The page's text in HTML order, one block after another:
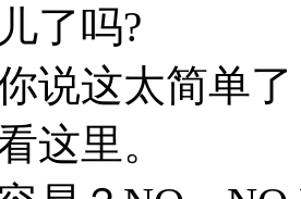
了吗?
说这太简单
这里。